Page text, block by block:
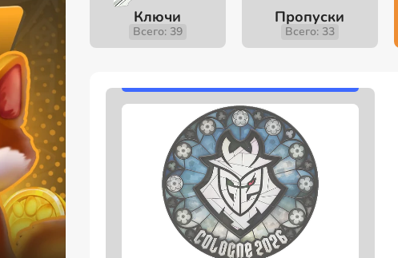
Ключи
Всего: 39
Пропуски
Всего: 33